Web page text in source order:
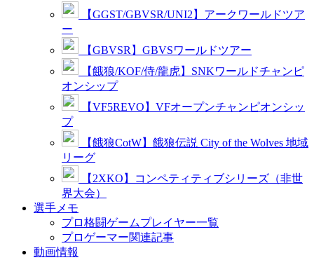
【GGST/GBVSR/UNI2】アークワールドツア
ー
【GBVSR】GBVSワールドツアー
【餓狼/KOF/侍/龍虎】SNKワールドチャンピ
オンシップ
【VF5REVO】VFオープンチャンピオンシッ
プ
【餓狼CotW】餓狼伝説 City of the Wolves 地域
リーグ
【2XKO】コンペティティブシリーズ（非世
界大会）
選手メモ
プロ格闘ゲームプレイヤー一覧
プロゲーマー関連記事
動画情報